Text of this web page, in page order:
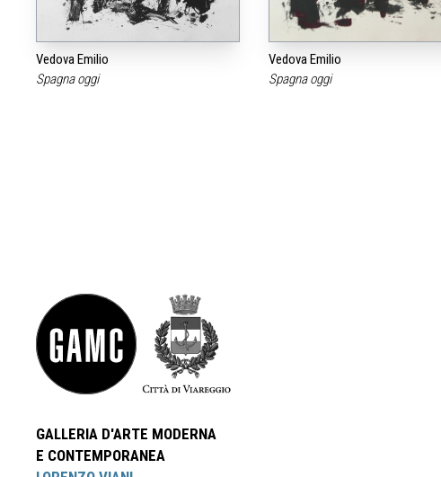
Vedova Emilio
Spagna oggi
Vedova Emilio
Spagna oggi
GALLERIA D'ARTE MODERNA
E CONTEMPORANEA